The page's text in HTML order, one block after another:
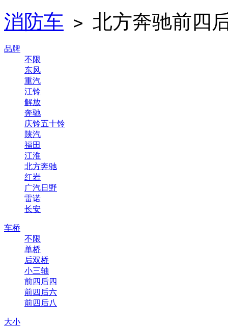
消防车 > 北方奔驰前四
品牌
不限
东风
重汽
江铃
解放
奔驰
庆铃五十铃
陕汽
福田
江淮
北方奔驰
红岩
广汽日野
雷诺
长安
车桥
不限
单桥
后双桥
小三轴
前四后四
前四后六
前四后八
大小